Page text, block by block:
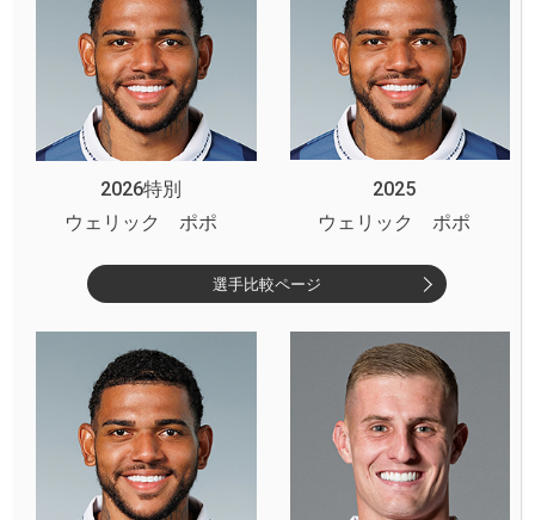
2026特別
2025
ウェリック ポポ
ウェリック ポポ
選手比較ページ